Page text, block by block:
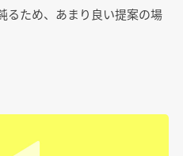
るため、あまり良い提案の場